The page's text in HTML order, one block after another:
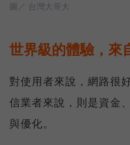
圖／ 台灣大哥大
世界級的體驗，來
對使用者來說，網路很
信業者來說，則是資金
與優化。